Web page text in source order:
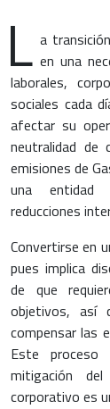
L a
en una
laborales,
sociales cada
afectar su
neutralidad
emisiones de
una entidad
reducciones
Convertirse en
pues implica
de que
objetivos, así
compensar las
Este
mitigación
corporativo es